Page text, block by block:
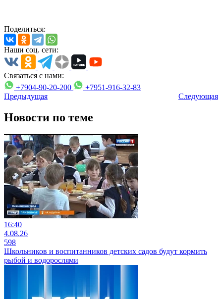
Поделиться:
Наши соц. сети:
Связаться с нами:
+7904-90-20-200
+7951-916-32-83
Предыдущая
Следующая
Новости по теме
16:40
4.08.26
598
Школьников и воспитанников детских садов будут кормить
рыбой и водорослями